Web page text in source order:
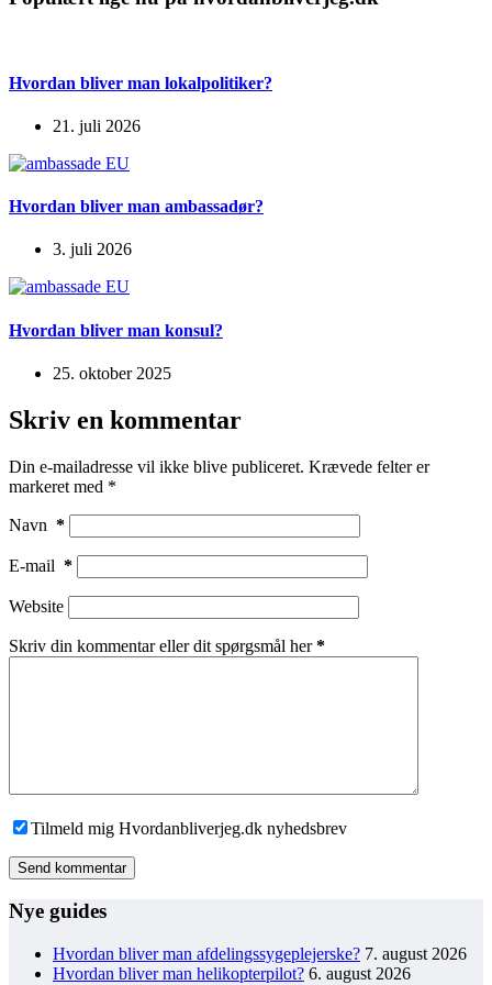
Hvordan bliver man lokalpolitiker?
21. juli 2026
Hvordan bliver man ambassadør?
3. juli 2026
Hvordan bliver man konsul?
25. oktober 2025
Skriv en kommentar
Din e-mailadresse vil ikke blive publiceret. Krævede felter er
markeret med *
Navn *
E-mail *
Website
Skriv din kommentar eller dit spørgsmål her*
Tilmeld mig Hvordanbliverjeg.dk nyhedsbrev
Send kommentar
Nye guides
Hvordan bliver man afdelingssygeplejerske? 7. august 2026
Hvordan bliver man helikopterpilot? 6. august 2026